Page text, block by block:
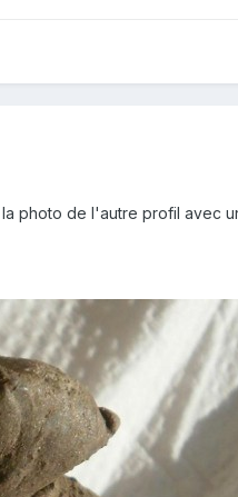
photo de l'autre profil avec